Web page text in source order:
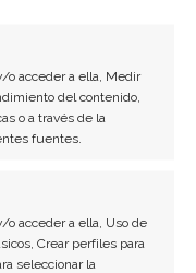
o acceder a ella, Medir
del contenido,
o a través de la
fuentes.
acceder a ella, Uso de
Crear perfiles para
seleccionar la
cubriendo la
→